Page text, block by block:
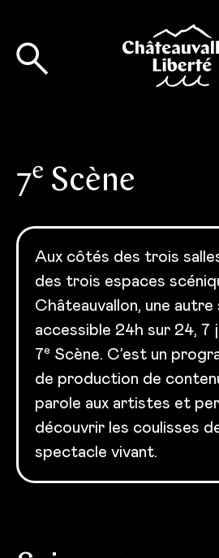
7e Scène
Aux côtés des trois
des trois espaces
Châteauvallon, une
accessible 24h sur 24, 7
7e Scène. C’est un
de production de
parole aux artistes et
découvrir les coulisses
spectacle vivant.